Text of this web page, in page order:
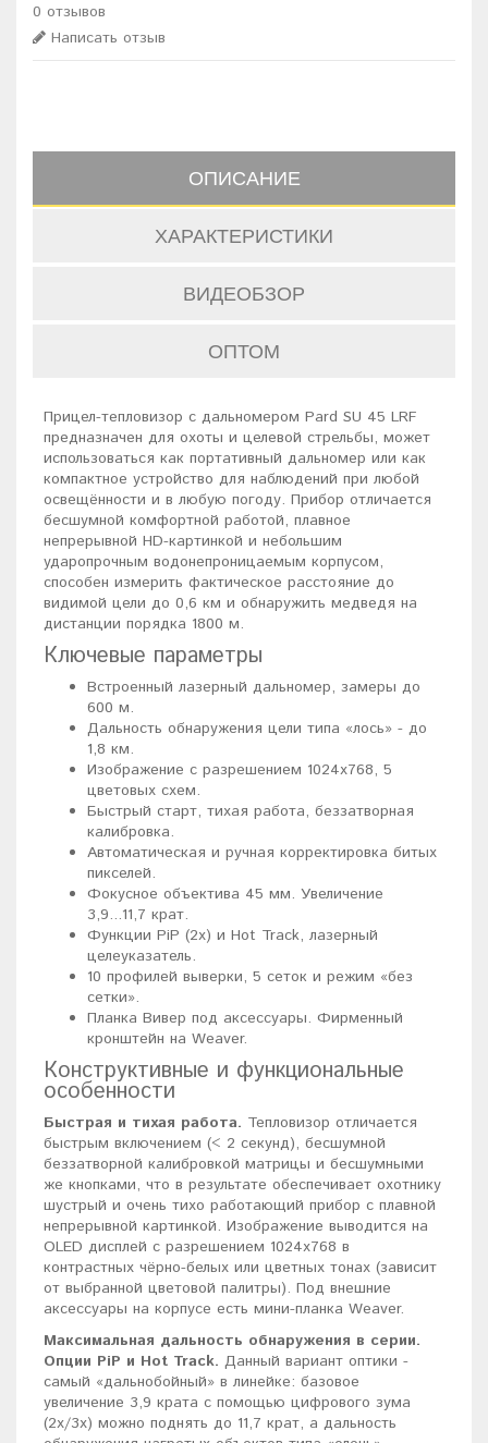
0 отзывов
Написать отзыв
ОПИСАНИЕ
ХАРАКТЕРИСТИКИ
ВИДЕОБЗОР
ОПТОМ
Прицел-тепловизор с дальномером Pard SU 45 LRF
предназначен для охоты и целевой стрельбы, может
использоваться как портативный дальномер или как
компактное устройство для наблюдений при любой
освещённости и в любую погоду. Прибор отличается
бесшумной комфортной работой, плавное
непрерывной HD-картинкой и небольшим
ударопрочным водонепроницаемым корпусом,
способен измерить фактическое расстояние до
видимой цели до 0,6 км и обнаружить медведя на
дистанции порядка 1800 м.
Ключевые параметры
Встроенный лазерный дальномер, замеры до
600 м.
Дальность обнаружения цели типа «лось» - до
1,8 км.
Изображение с разрешением 1024x768, 5
цветовых схем.
Быстрый старт, тихая работа, беззатворная
калибровка.
Автоматическая и ручная корректировка битых
пикселей.
Фокусное объектива 45 мм. Увеличение
3,9...11,7 крат.
Функции PiP (2x) и Hot Track, лазерный
целеуказатель.
10 профилей выверки, 5 сеток и режим «без
сетки».
Планка Вивер под аксессуары. Фирменный
кронштейн на Weaver.
Конструктивные и функциональные
особенности
Быстрая и тихая работа. Тепловизор отличается
быстрым включением (< 2 секунд), бесшумной
беззатворной калибровкой матрицы и бесшумными
же кнопками, что в результате обеспечивает охотнику
шустрый и очень тихо работающий прибор с плавной
непрерывной картинкой. Изображение выводится на
OLED дисплей с разрешением 1024x768 в
контрастных чёрно-белых или цветных тонах (зависит
от выбранной цветовой палитры). Под внешние
аксессуары на корпусе есть мини-планка Weaver.
Максимальная дальность обнаружения в серии.
Опции PiP и Hot Track. Данный вариант оптики -
самый «дальнобойный» в линейке: базовое
увеличение 3,9 крата с помощью цифрового зума
(2x/3x) можно поднять до 11,7 крат, а дальность